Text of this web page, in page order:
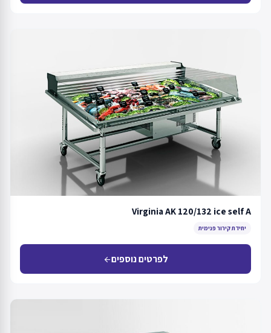
Virginia AK 120/132 ice self A
יחידת קירור פנימית
לפרטים נוספיםarrow_back